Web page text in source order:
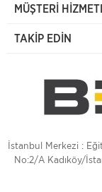
MÜŞTERI
TAKIP EDIN
İstanbul Merkezi :
No:2/A Kadıköy/